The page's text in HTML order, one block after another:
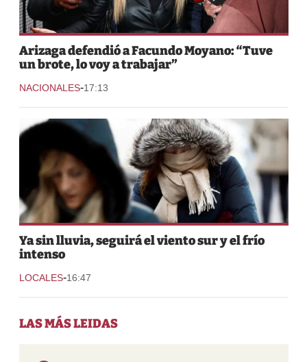
Arizaga defendió a Facundo Moyano: “Tuve
un brote, lo voy a trabajar”
NACIONALES-17:13
Ya sin lluvia, seguirá el viento sur y el frío
intenso
LOCALES-16:47
LAS MÁS LEIDAS